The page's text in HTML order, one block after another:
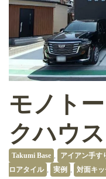
モノト
クハウ
Takumi Base , アイアン手す
ロアタイル , 実例 , 対面キ